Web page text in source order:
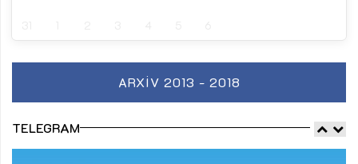
ARXIV 2013 - 2018
TELEGRAM